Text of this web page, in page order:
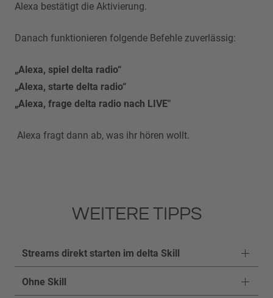
Alexa bestätigt die Aktivierung.
Danach funktionieren folgende Befehle zuverlässig:
„Alexa, spiel delta radio“
„Alexa, starte delta radio“
„Alexa, frage delta radio nach LIVE"
Alexa fragt dann ab, was ihr hören wollt.
WEITERE TIPPS
Streams direkt starten im delta Skill
Ohne Skill